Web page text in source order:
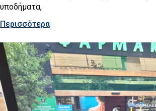
υποδήματα,
Περισσότερα